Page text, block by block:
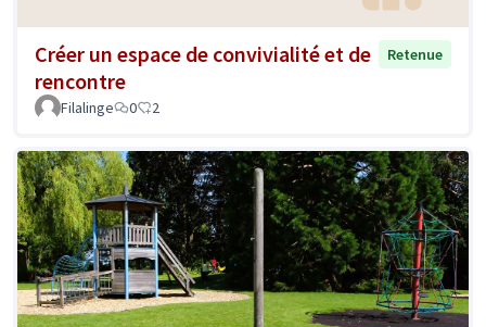
Créer un espace de convivialité et de
rencontre
Retenue
Filalinge 0 2